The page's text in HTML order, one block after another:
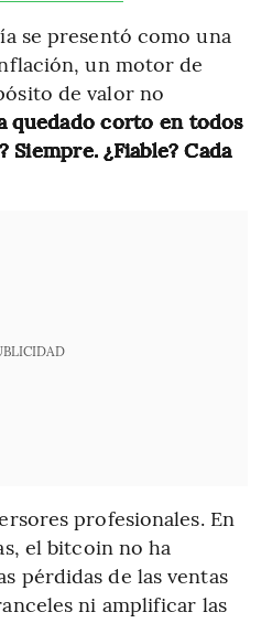
se presentó como una
un motor de
de valor no
quedado corto en todos
Siempre. ¿Fiable? Cada
profesionales. En
el bitcoin no ha
pérdidas de las ventas
ni amplificar las